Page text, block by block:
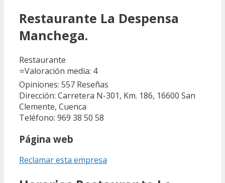
Restaurante La Despensa
Manchega.
Restaurante
⭐Valoración media: 4
Opiniones: 557 Reseñas
Dirección: Carretera N-301, Km. 186, 16600 San
Clemente, Cuenca
Teléfono: 969 38 50 58
Página web
Reclamar esta empresa